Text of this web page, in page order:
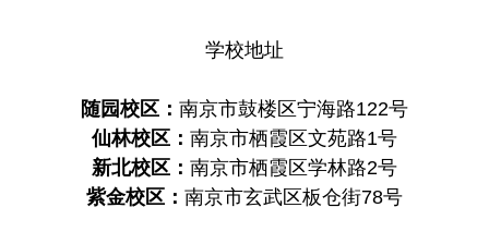
学校地址
随园校区： 南京市鼓楼区宁海路122号
仙林校区： 南京市栖霞区文苑路1号
新北校区： 南京市栖霞区学林路2号
紫金校区： 南京市玄武区板仓街78号